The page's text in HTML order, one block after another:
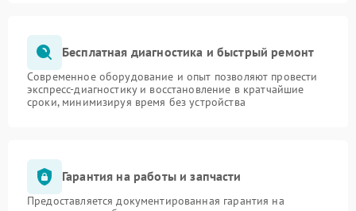
Бесплатная диагностика и быстрый ремонт
Современное оборудование и опыт позволяют провести
экспресс-диагностику и восстановление в кратчайшие
сроки, минимизируя время без устройства
Гарантия на работы и запчасти
Предоставляется документированная гарантия на